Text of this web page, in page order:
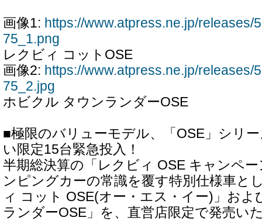
画像1: https://www.atpress.ne.jp/releases/
75_1.png
レクビィ コットOSE
画像2: https://www.atpress.ne.jp/releases/
75_2.jpg
ホビクル タウンランダーOSE
■極限のバリューモデル、「OSE」シリ
い限定15台緊急投入！
半期総決算の「レクビィ OSE キャンペ
ンピングカーの常識を覆す特別仕様車と
ィ コット OSE(オー・エス・イー)」お
ランダーOSE」を、直営店限定で発売い